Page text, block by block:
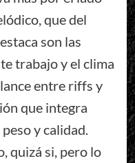
que del
son las
trabajo y el clima
entre riffs y
que integra
y calidad.
quizá si, pero lo